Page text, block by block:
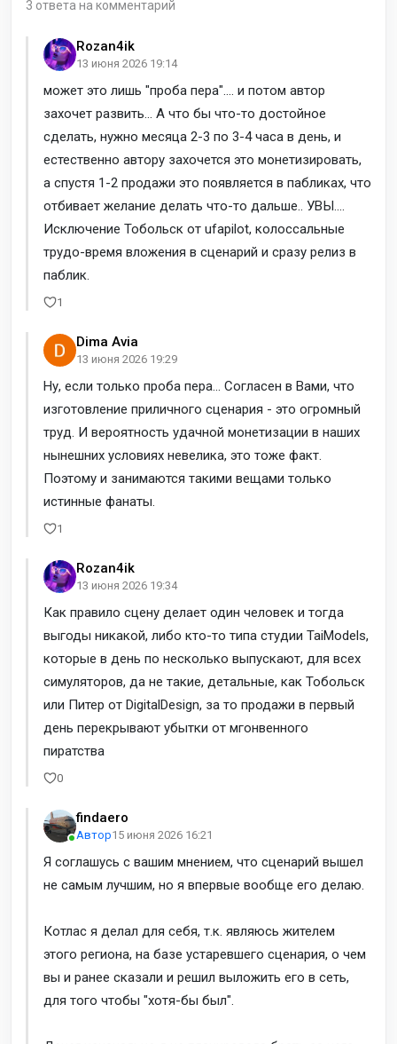
3 ответа на комментарий
Rozan4ik
13 июня 2026 19:14
может это лишь "проба пера".... и потом автор
захочет развить... А что бы что-то достойное
сделать, нужно месяца 2-3 по 3-4 часа в день, и
естественно автору захочется это монетизировать,
а спустя 1-2 продажи это появляется в пабликах, что
отбивает желание делать что-то дальше.. УВЫ....
Исключение Тобольск от ufapilot, колоссальные
трудо-время вложения в сценарий и сразу релиз в
паблик.
1
Dima Avia
13 июня 2026 19:29
Ну, если только проба пера... Согласен в Вами, что
изготовление приличного сценария - это огромный
труд. И вероятность удачной монетизации в наших
нынешних условиях невелика, это тоже факт.
Поэтому и занимаются такими вещами только
истинные фанаты.
1
Rozan4ik
13 июня 2026 19:34
Как правило сцену делает один человек и тогда
выгоды никакой, либо кто-то типа студии TaiModels,
которые в день по несколько выпускают, для всех
симуляторов, да не такие, детальные, как Тобольск
или Питер от DigitalDesign, за то продажи в первый
день перекрывают убытки от мгонвенного
пиратства
0
findaero
Автор15 июня 2026 16:21
Я соглашусь с вашим мнением, что сценарий вышел
не самым лучшим, но я впервые вообще его делаю.
Котлас я делал для себя, т.к. являюсь жителем
этого региона, на базе устаревшего сценария, о чем
вы и ранее сказали и решил выложить его в сеть,
для того чтобы "хотя-бы был".